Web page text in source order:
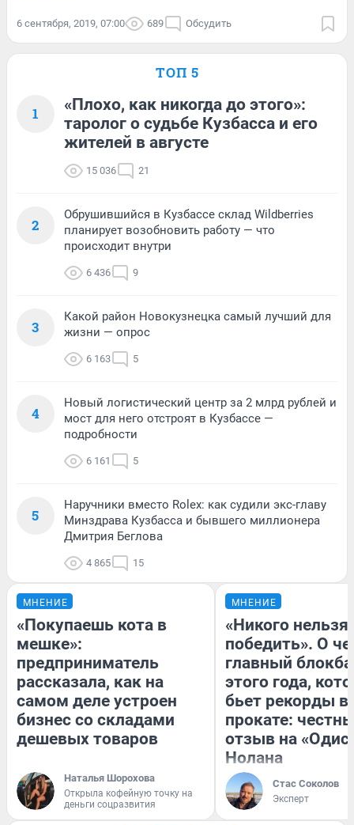
6 сентября, 2019, 07:00 689 Обсудить
ТОП 5
1
«Плохо, как никогда до этого»:
таролог о судьбе Кузбасса и его
жителей в августе
15 036 21
2
Обрушившийся в Кузбассе склад Wildberries
планирует возобновить работу — что
происходит внутри
6 436 9
3
Какой район Новокузнецка самый лучший для
жизни — опрос
6 163 5
4
Новый логистический центр за 2 млрд рублей и
мост для него отстроят в Кузбассе —
подробности
6 161 5
5
Наручники вместо Rolex: как судили экс-главу
Минздрава Кузбасса и бывшего миллионера
Дмитрия Беглова
4 865 15
МНЕНИЕ
«Покупаешь кота в
мешке»:
предприниматель
рассказала, как на
самом деле устроен
бизнес со складами
дешевых товаров
Наталья Шорохова
Открыла кофейную точку на
деньги соцразвития
МНЕНИЕ
«Никого нельзя
победить». О
главный
этого года,
бьет рекорды в
прокате:
отзыв на
Нолана
Стас Соколов
Эксперт